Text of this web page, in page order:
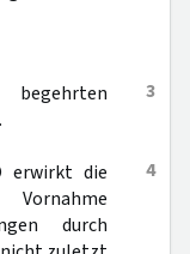
3
4
erwirkt die
durch